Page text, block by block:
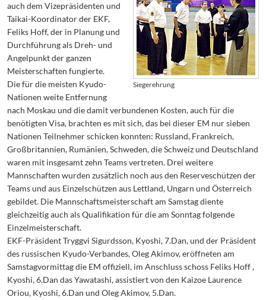
Siegerehrung
auch dem Vizepräsidenten und
Taikai-Koordinator der EKF,
Feliks Hoff, der in Planung und
Durchführung als Dreh- und
Angelpunkt der ganzen
Meisterschaften fungierte.
Die für die meisten Kyudo-
Nationen weite Entfernung
nach Moskau und die damit verbundenen Kosten, auch für die
benötigten Visa, brachten es mit sich, das bei dieser EM nur sieben
Nationen Teilnehmer schicken konnten: Russland, Frankreich,
Großbritannien, Rumänien, Schweden, die Schweiz und Deutschland
waren mit insgesamt zehn Teams vertreten. Drei weitere
Mannschaften wurden zusätzlich noch aus den Reserveschützen der
Teams und aus Einzelschützen aus Lettland, Ungarn und Österreich
gebildet. Die Mannschaftsmeisterschaft am Samstag diente
gleichzeitig auch als Qualifikation für die am Sonntag folgende
Einzelmeisterschaft.
EKF-Präsident Tryggvi Sigurdsson, Kyoshi, 7.Dan, und der Präsident
des russischen Kyudo-Verbandes, Oleg Akimov, eröffneten am
Samstagvormittag die EM offiziell, im Anschluss schoss Feliks Hoff ,
Kyoshi, 6.Dan das Yawatashi, assistiert von den Kaizoe Laurence
Oriou, Kyoshi, 6.Dan und Oleg Akimov, 5.Dan.